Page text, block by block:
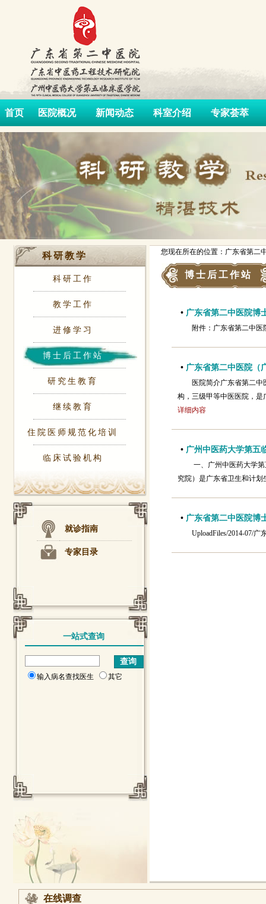
首页 医院概况 新闻动态 科室介绍 专家荟萃
科研教学
科研工作
教学工作
进修学习
博士后工作站
研究生教育
继续教育
住院医师规范化培训
临床试验机构
就诊指南
专家目录
一站式查询
输入病名查找医生 其它
您现在所在的位置：广东省第二
博士后工作站
• 广东省第二中医院博
附件：广东省第二中
• 广东省第二中医院（
医院简介广东省第二
构，三级甲等中医医院，
详细内容
• 广州中医药大学第五
一、广州中医药大学
究院）是广东省卫生和计
• 广东省第二中医院博
UploadFiles/2014-07/
在线调查